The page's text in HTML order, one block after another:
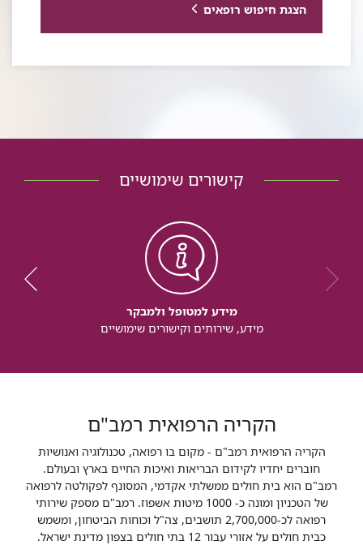
הצגת חיפוש רופאים
קישורים שימושיים
מידע למטופל ולמבקר
מידע, שירותים וקישורים שימושיים
הקריה הרפואית רמב"ם
הקריה הרפואית רמב"ם - מקום בו רפואה, טכנולוגיה ואנושיות
חוברים יחדיו לקידום הבריאות ואיכות החיים בארץ ובעולם.
רמב"ם הוא בית חולים ממשלתי אקדמי, המסונף לפקולטה לרפואה
של הטכניון ומונה כ- 1000 מיטות אשפוז. רמב"ם מספק שירותי
רפואה לכ-2,700,000 תושבים, צה"ל וכוחות הביטחון, ומשמש
כבית חולים על אזורי עבור 12 בתי חולים בצפון מדינת ישראל.